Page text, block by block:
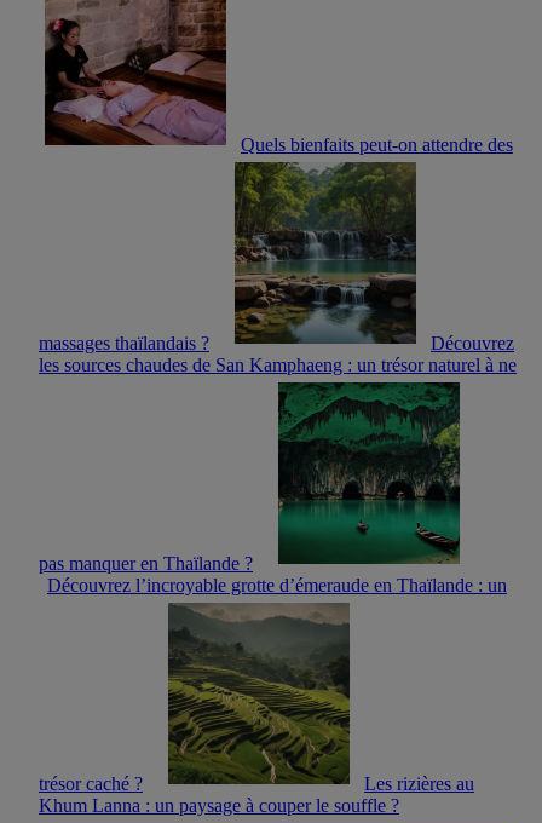
Quels bienfaits peut-on attendre des
massages thaïlandais ?
Découvrez
les sources chaudes de San Kamphaeng : un trésor naturel à ne
pas manquer en Thaïlande ?
Découvrez l’incroyable grotte d’émeraude en Thaïlande : un
trésor caché ?
Les rizières au
Khum Lanna : un paysage à couper le souffle ?